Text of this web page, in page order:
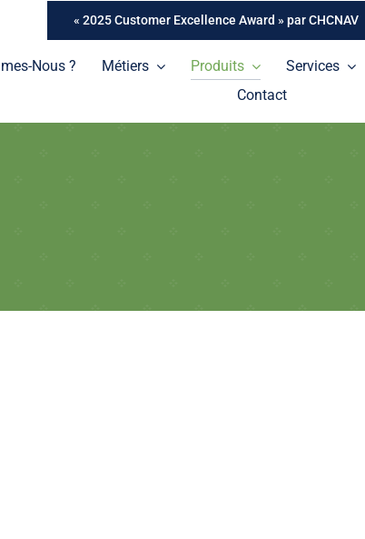
« 2025 Customer Excellence Award » par CHCNAV
Nous ? Métiers Produits Services
Contact